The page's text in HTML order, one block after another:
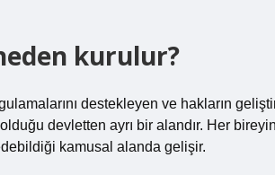
kurulur?
destekleyen ve hakların
devletten ayrı bir alandır. Her
kamusal alanda gelişir.